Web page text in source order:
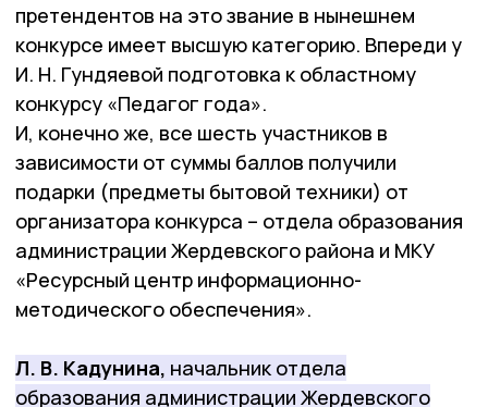
претендентов на это звание в нынешнем
конкурсе имеет высшую категорию. Впереди у
И. Н. Гундяевой подготовка к областному
конкурсу «Педагог года».
И, конечно же, все шесть участников в
зависимости от суммы баллов получили
подарки (предметы бытовой техники) от
организатора конкурса – отдела образования
администрации Жердевского района и МКУ
«Ресурсный центр информационно-
методического обеспечения».
Л. В. Кадунина, начальник отдела
образования администрации Жердевского